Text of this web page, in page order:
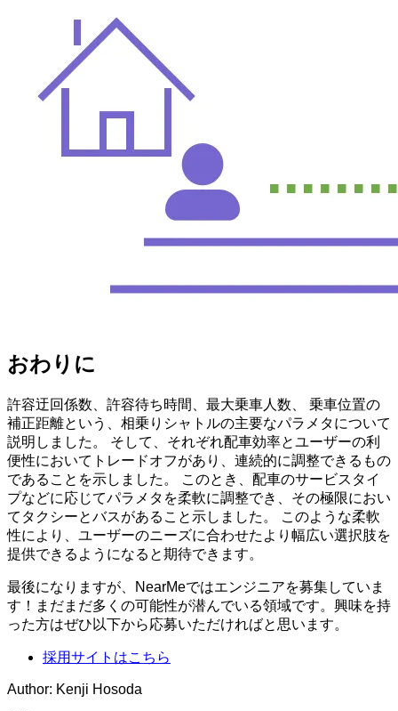
おわりに
許容迂回係数、許容待ち時間、最大乗車人数、 乗車位置の
補正距離という、相乗りシャトルの主要なパラメタについて
説明しました。 そして、それぞれ配車効率とユーザーの利
便性においてトレードオフがあり、連続的に調整できるもの
であることを示しました。 このとき、配車のサービスタイ
プなどに応じてパラメタを柔軟に調整でき、その極限におい
てタクシーとバスがあること示しました。 このような柔軟
性により、ユーザーのニーズに合わせたより幅広い選択肢を
提供できるようになると期待できます。
最後になりますが、NearMeではエンジニアを募集していま
す！まだまだ多くの可能性が潜んでいる領域です。興味を持
った方はぜひ以下から応募いただければと思います。
採用サイトはこちら
Author: Kenji Hosoda